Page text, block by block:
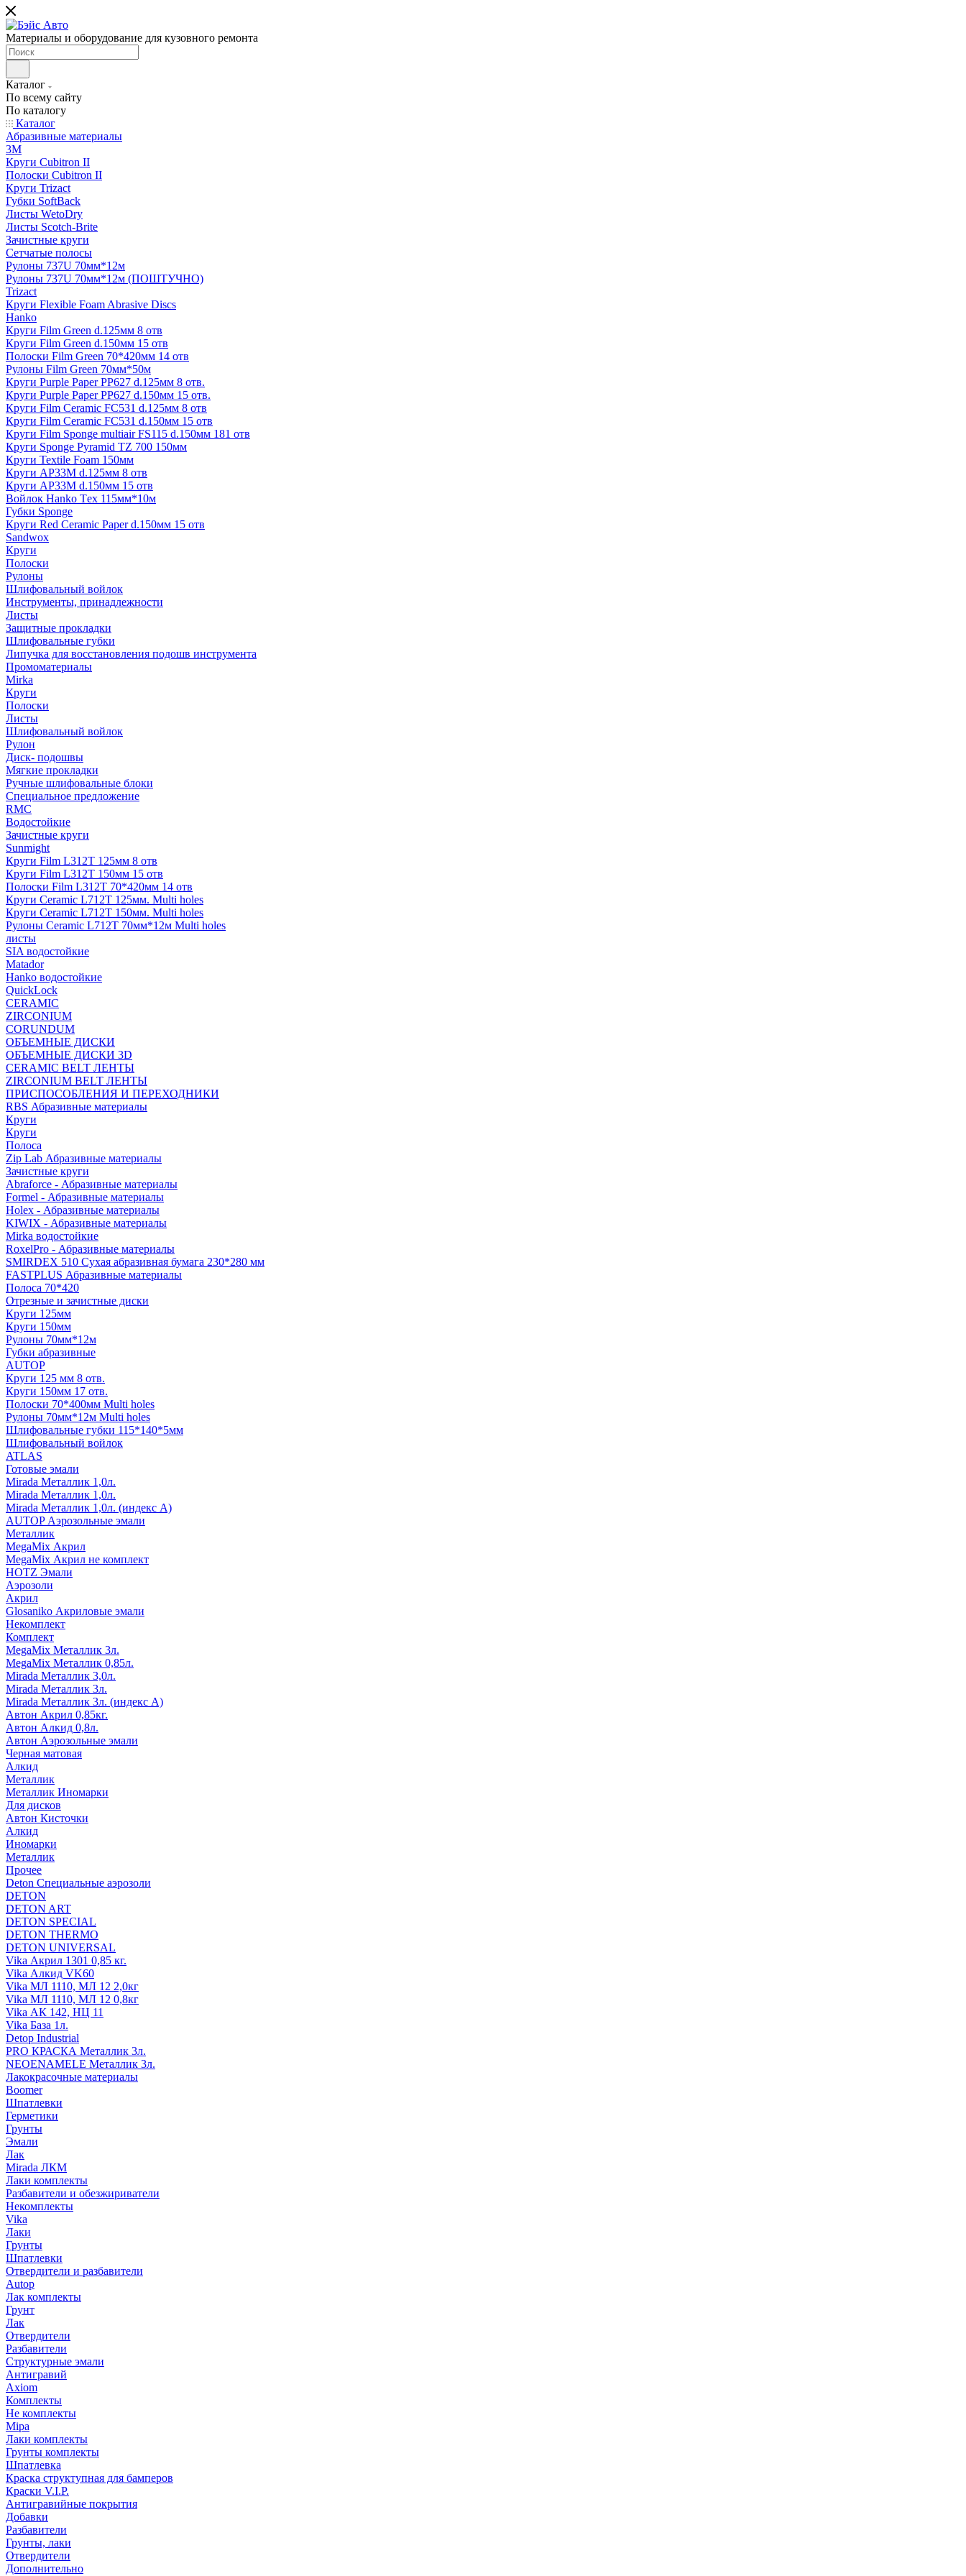
Материалы и оборудование для кузовного ремонта
Каталог
По всему сайту
По каталогу
Каталог
Абразивные материалы
3M
Круги Cubitron II
Полоски Cubitron II
Круги Trizact
Губки SoftBack
Листы WetoDry
Листы Scotch-Brite
Зачистные круги
Сетчатые полосы
Рулоны 737U 70мм*12м
Рулоны 737U 70мм*12м (ПОШТУЧНО)
Trizact
Круги Flexible Foam Abrasive Discs
Hanko
Круги Film Green d.125мм 8 отв
Круги Film Green d.150мм 15 отв
Полоски Film Green 70*420мм 14 отв
Рулоны Film Green 70мм*50м
Круги Purple Paper PP627 d.125мм 8 отв.
Круги Purple Paper PP627 d.150мм 15 отв.
Круги Film Ceramic FC531 d.125мм 8 отв
Круги Film Ceramic FC531 d.150мм 15 отв
Круги Film Sponge multiair FS115 d.150мм 181 отв
Круги Sponge Pyramid TZ 700 150мм
Круги Textile Foam 150мм
Круги AP33M d.125мм 8 отв
Круги AP33M d.150мм 15 отв
Войлок Hanko Tех 115мм*10м
Губки Sponge
Круги Red Ceramic Paper d.150мм 15 отв
Sandwox
Круги
Полоски
Рулоны
Шлифовальный войлок
Инструменты, принадлежности
Листы
Защитные прокладки
Шлифовальные губки
Липучка для восстановления подошв инструмента
Промоматериалы
Mirka
Круги
Полоски
Листы
Шлифовальный войлок
Рулон
Диск- подошвы
Мягкие прокладки
Ручные шлифовальные блоки
Специальное предложение
RMC
Водостойкие
Зачистные круги
Sunmight
Круги Film L312T 125мм 8 отв
Круги Film L312T 150мм 15 отв
Полоски Film L312T 70*420мм 14 отв
Круги Ceramic L712T 125мм. Multi holes
Круги Ceramic L712T 150мм. Multi holes
Рулоны Ceramic L712T 70мм*12м Multi holes
листы
SIA водостойкие
Matador
Hanko водостойкие
QuickLock
CERAMIC
ZIRCONIUM
СORUNDUM
ОБЪЕМНЫЕ ДИСКИ
ОБЪЕМНЫЕ ДИСКИ 3D
CERAMIC BELT ЛЕНТЫ
ZIRCONIUM BELT ЛЕНТЫ
ПРИСПОСОБЛЕНИЯ И ПЕРЕХОДНИКИ
RBS Абразивные материалы
Круги
Круги
Полоса
Zip Lab Абразивные материалы
Зачистные круги
Abraforce - Абразивные материалы
Formel - Абразивные материалы
Holex - Абразивные материалы
KIWIX - Абразивные материалы
Mirka водостойкие
RoxelPro - Абразивные материалы
SMIRDEX 510 Сухая абразивная бумага 230*280 мм
FASTPLUS Абразивные материалы
Полоса 70*420
Отрезные и зачистные диски
Круги 125мм
Круги 150мм
Рулоны 70мм*12м
Губки абразивные
AUTOP
Круги 125 мм 8 отв.
Круги 150мм 17 отв.
Полоски 70*400мм Multi holes
Рулоны 70мм*12м Multi holes
Шлифовальные губки 115*140*5мм
Шлифовальный войлок
ATLAS
Готовые эмали
Mirada Металлик 1,0л.
Mirada Металлик 1,0л.
Mirada Металлик 1,0л. (индекс А)
AUTOP Аэрозольные эмали
Металлик
MegaMix Акрил
MegaMix Акрил не комплект
HOTZ Эмали
Аэрозоли
Акрил
Glosaniko Акриловые эмали
Некомплект
Комплект
MegaMix Металлик 3л.
MegaMix Металлик 0,85л.
Mirada Металлик 3,0л.
Mirada Металлик 3л.
Mirada Металлик 3л. (индекс А)
Автон Акрил 0,85кг.
Автон Алкид 0,8л.
Автон Аэрозольные эмали
Черная матовая
Алкид
Металлик
Металлик Иномарки
Для дисков
Автон Кисточки
Алкид
Иномарки
Металлик
Прочее
Deton Специальные аэрозоли
DETON
DETON ART
DETON SPECIAL
DETON THERMO
DETON UNIVERSAL
Vika Акрил 1301 0,85 кг.
Vika Алкид VK60
Vika МЛ 1110, МЛ 12 2,0кг
Vika МЛ 1110, МЛ 12 0,8кг
Vika АК 142, НЦ 11
Vika База 1л.
Detop Industrial
PRO КРАСКА Металлик 3л.
NEOENAMELE Металлик 3л.
Лакокрасочные материалы
Boomer
Шпатлевки
Герметики
Грунты
Эмали
Лак
Mirada ЛКМ
Лаки комплекты
Разбавители и обезжириватели
Некомплекты
Vika
Лаки
Грунты
Шпатлевки
Отвердители и разбавители
Autop
Лак комплекты
Грунт
Лак
Отвердители
Разбавители
Структурные эмали
Антигравий
Axiom
Комплекты
Не комплекты
Mipa
Лаки комплекты
Грунты комплекты
Шпатлевка
Краска структупная для бамперов
Краски V.I.P.
Антигравийные покрытия
Добавки
Разбавители
Грунты, лаки
Отвердители
Дополнительно